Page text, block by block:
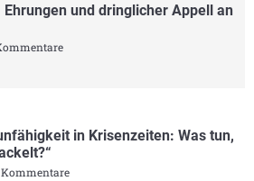
und dringlicher Appell an
in Krisenzeiten: Was tun,